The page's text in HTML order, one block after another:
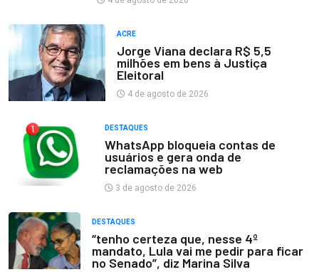
ACRE
Jorge Viana declara R$ 5,5
milhões em bens à Justiça
Eleitoral
4 de agosto de 2026
DESTAQUES
WhatsApp bloqueia contas de
usuários e gera onda de
reclamações na web
3 de agosto de 2026
DESTAQUES
“tenho certeza que, nesse 4º
mandato, Lula vai me pedir para ficar
no Senado”, diz Marina Silva